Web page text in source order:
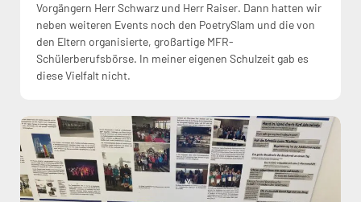
Vorgängern Herr Schwarz und Herr Raiser. Dann hatten wir
neben weiteren Events noch den PoetrySlam und die von
den Eltern organisierte, großartige MFR-
Schülerberufsbörse. In meiner eigenen Schulzeit gab es
diese Vielfalt nicht.